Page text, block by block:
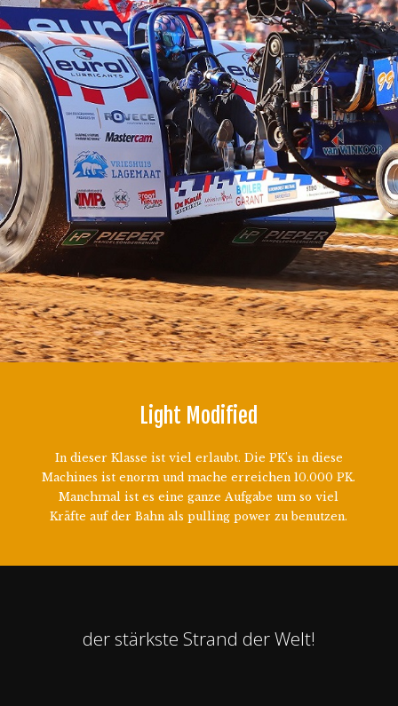
Light Modified
In dieser Klasse ist viel erlaubt. Die PK’s in diese
Machines ist enorm und mache erreichen 10.000 PK.
Manchmal ist es eine ganze Aufgabe um so viel
Kräfte auf der Bahn als pulling power zu benutzen.
der stärkste Strand der Welt!